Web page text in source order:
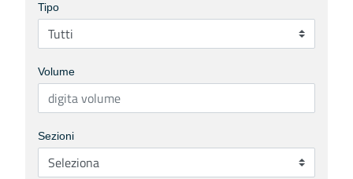
Tipo
Volume
Sezioni